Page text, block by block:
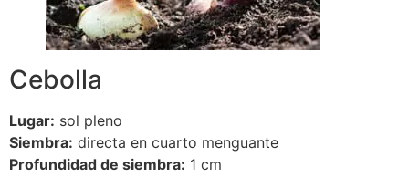
Cebolla
Lugar: sol pleno
Siembra: directa en cuarto menguante
Profundidad de siembra: 1 cm